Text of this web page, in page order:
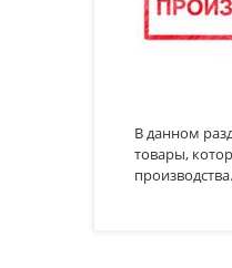
В данном
товары,
производства.